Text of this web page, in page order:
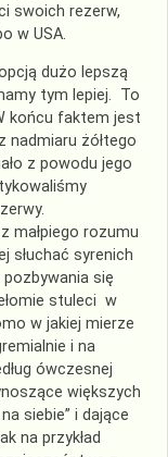
swoich rezerw,
w USA.
dużo lepszą
tym lepiej. To
końcu faktem jest
nadmiaru żółtego
z powodu jego
małpiego rozumu
słuchać syrenich
się
stuleci w
w jakiej mierze
i na
ówczesnej
większych
siebie” i dające
na przykład